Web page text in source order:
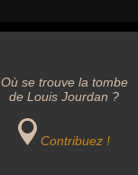
Où se trouve la tombe
de Louis Jourdan ?
Contribuez !